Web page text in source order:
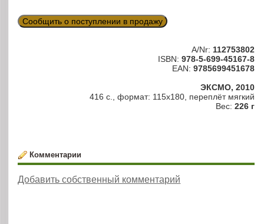
Сообщить о поступлении в продажу
A/Nr: 112753802
ISBN: 978-5-699-45167-8
EAN: 9785699451678
ЭКСМО, 2010
416 с., формат: 115х180, переплёт мягкий
Вес: 226 г
Комментарии
Добавить собственный комментарий